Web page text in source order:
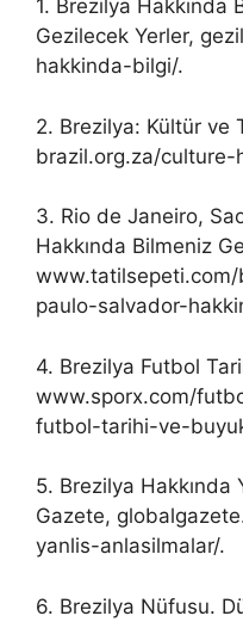
1. Brezilya Hakkında
Gezilecek Yerler,
hakkinda-bilgi/.
2. Brezilya: Kültür ve
brazil.org.za/culture-
3. Rio de Janeiro,
Hakkında Bilmeniz
paulo-salvador-
4. Brezilya Futbol
www.sporx.com/
futbol-tarihi-ve-
5. Brezilya Hakkında
Gazete,
yanlis-anlasilmalar/.
6. Brezilya Nüfusu.